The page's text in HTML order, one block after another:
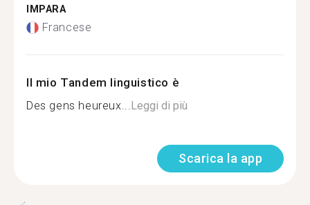
IMPARA
Francese
Il mio Tandem linguistico è
Des gens heureux...Leggi di più
Scarica la app